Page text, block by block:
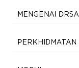
MENGENAI DRSA
PERKHIDMATAN